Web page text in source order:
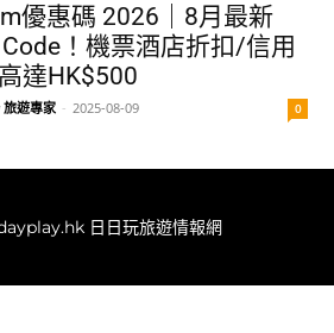
優惠碼 2026｜8月最新
！機票酒店折扣/信用
達HK$500
遊專家 - 2025-08-09 0
日日玩旅遊情報網